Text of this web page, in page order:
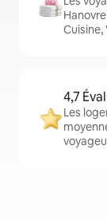
Cuisine,
4,7
Les